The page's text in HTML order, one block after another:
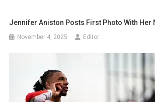
Jennifer Aniston Posts First Photo With Her
November 4, 2025 Editor